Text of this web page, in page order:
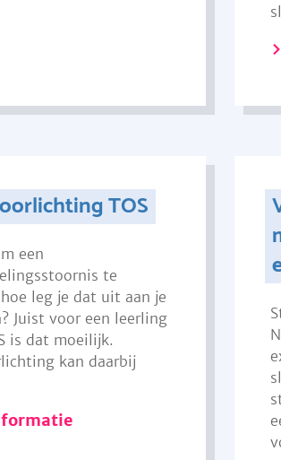
TOS
een
te
hoe leg je dat uit aan je
Juist voor een leerling
is dat moeilijk.
kan daarbij